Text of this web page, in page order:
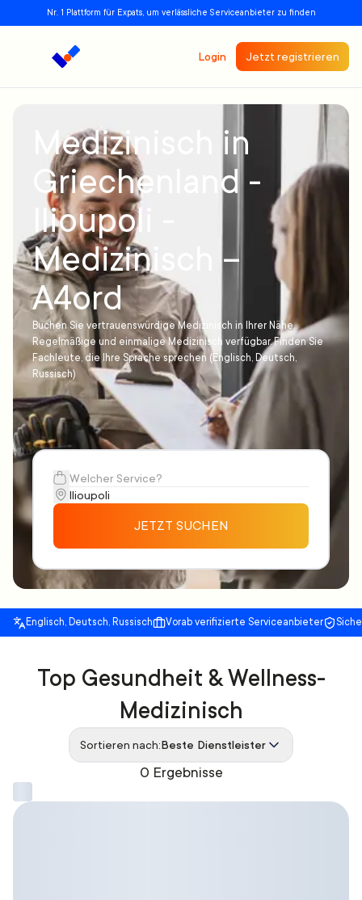
Nr. 1 Plattform für Expats, um verlässliche Serviceanbieter zu finden
Login Jetzt registrieren
Medizinisch in
Griechenland -
Ilioupoli -
Medizinisch –
A4ord
Buchen Sie vertrauenswürdige Medizinisch in Ihrer Nähe.
Regelmäßige und einmalige Medizinisch verfügbar. Finden Sie
Fachleute, die Ihre Sprache sprechen (Englisch, Deutsch,
Russisch)
JETZT SUCHEN
Englisch, Deutsch, Russisch Vorab verifizierte Serviceanbieter
0 Ergebnisse
Top Gesundheit & Wellness-
Medizinisch
Sortieren nach:Beste Dienstleister